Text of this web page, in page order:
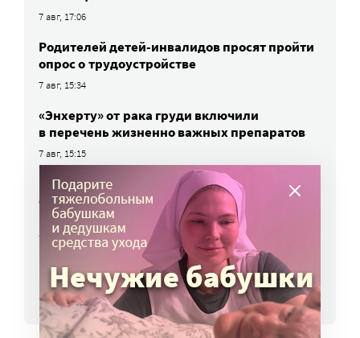
7 авг, 17:06
Родителей детей-инвалидов просят пройти
опрос о трудоустройстве
7 авг, 15:34
«Энхерту» от рака груди включили
в перечень жизненно важных препаратов
7 авг, 15:15
НКО часто рискуют нарушить закон
о персональных данных. Как этого
избежать?
7 авг, 13:13
ВСЕ НОВОСТИ